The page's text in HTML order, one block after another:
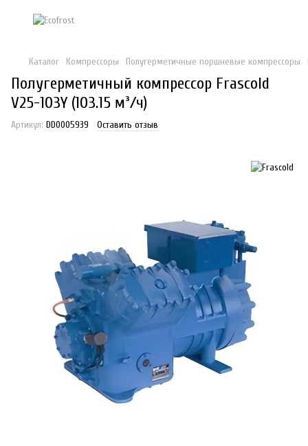
Каталог Компрессоры Полугерметичные поршневые компрессоры
Полугерметичный компрессор Frascold
V25-103Y (103.15 м³/ч)
Артикул: DD0005939 Оставить отзыв